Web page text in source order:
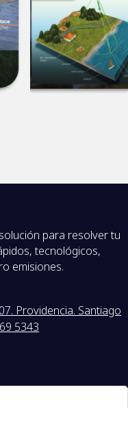
para resolver tu
tecnológicos,
emisiones.
Providencia. Santiago
5343